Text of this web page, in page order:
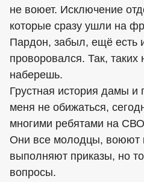
не воюет. Исключение
которые сразу ушли на
Пардон, забыл, ещё есть
проворовался. Так,
наберешь.
Грустная история дамы и
меня не обижаться,
многими ребятами на
Они все молодцы, воюют
выполняют приказы, но
вопросы.